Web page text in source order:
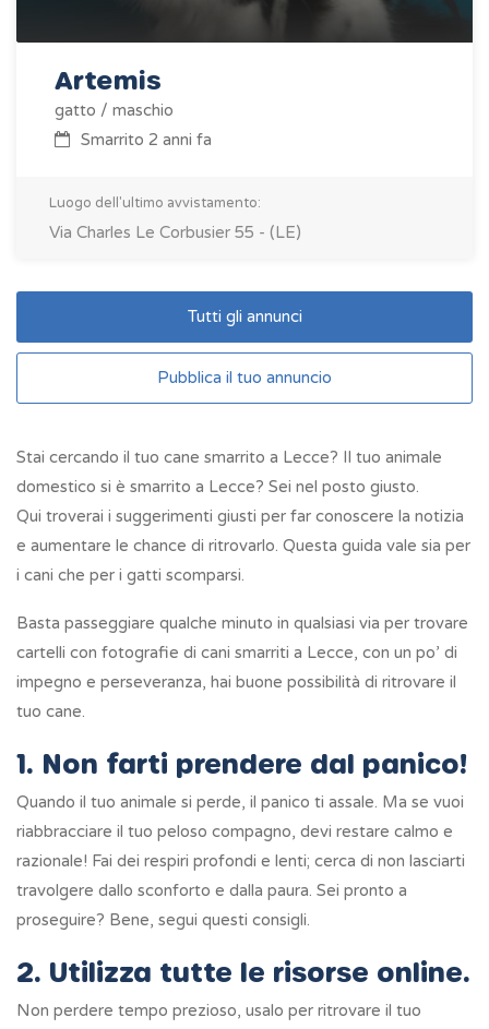
Artemis
gatto / maschio
Smarrito 2 anni fa
Luogo dell'ultimo avvistamento:
Via Charles Le Corbusier 55 - (LE)
Tutti gli annunci
Pubblica il tuo annuncio
Stai cercando il tuo cane smarrito a Lecce? Il tuo animale
domestico si è smarrito a Lecce? Sei nel posto giusto.
Qui troverai i suggerimenti giusti per far conoscere la notizia
e aumentare le chance di ritrovarlo. Questa guida vale sia per
i cani che per i gatti scomparsi.
Basta passeggiare qualche minuto in qualsiasi via per trovare
cartelli con fotografie di cani smarriti a Lecce, con un po’ di
impegno e perseveranza, hai buone possibilità di ritrovare il
tuo cane.
1. Non farti prendere dal panico!
Quando il tuo animale si perde, il panico ti assale. Ma se vuoi
riabbracciare il tuo peloso compagno, devi restare calmo e
razionale! Fai dei respiri profondi e lenti; cerca di non lasciarti
travolgere dallo sconforto e dalla paura. Sei pronto a
proseguire? Bene, segui questi consigli.
2. Utilizza tutte le risorse online.
Non perdere tempo prezioso, usalo per ritrovare il tuo